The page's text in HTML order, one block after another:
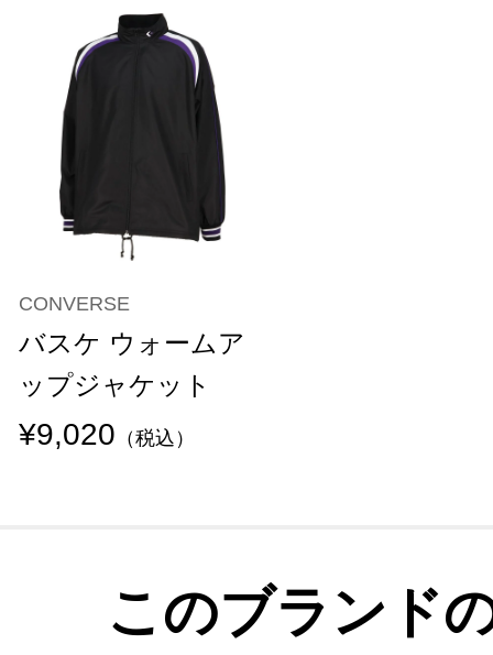
CONVERSE
バスケ ウォームア
ップジャケット
¥9,020 （税込）
このブランド